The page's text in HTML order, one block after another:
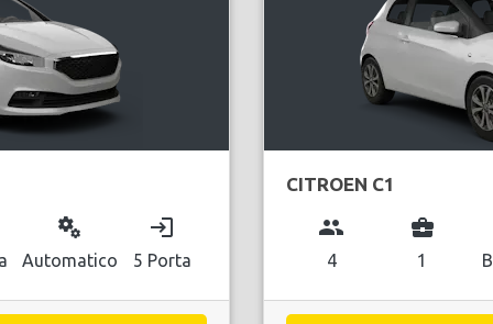
miscellaneous_services
Automatico
login
5 Porta
CITROEN C1
group
4
business_center
1